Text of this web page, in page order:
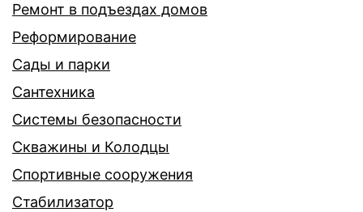
Ремонт в подъездах домов
Реформирование
Сады и парки
Сантехника
Системы безопасности
Скважины и Колодцы
Спортивные сооружения
Стабилизатор